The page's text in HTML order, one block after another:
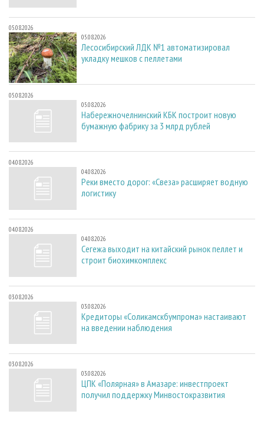
05.08.2026
05.08.2026
Лесосибирский ЛДК №1 автоматизировал
укладку мешков с пеллетами
05.08.2026
05.08.2026
Набережночелнинский КБК построит новую
бумажную фабрику за 3 млрд рублей
04.08.2026
04.08.2026
Реки вместо дорог: «Свеза» расширяет водную
логистику
04.08.2026
04.08.2026
Сегежа выходит на китайский рынок пеллет и
строит биохимкомплекс
03.08.2026
03.08.2026
Кредиторы «Соликамскбумпрома» настаивают
на введении наблюдения
03.08.2026
03.08.2026
ЦПК «Полярная» в Амазаре: инвестпроект
получил поддержку Минвостокразвития